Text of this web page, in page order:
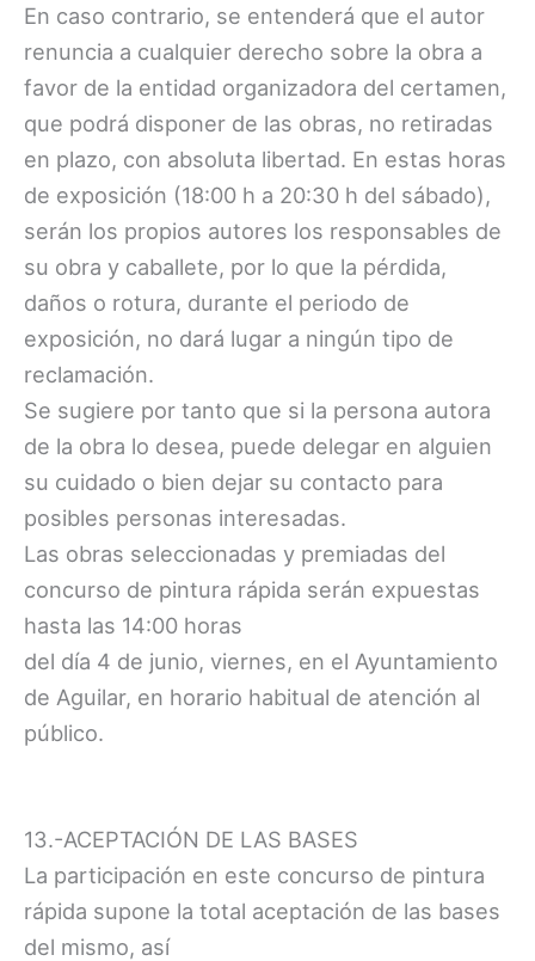
En caso contrario, se entenderá que el autor
renuncia a cualquier derecho sobre la obra a
favor de la entidad organizadora del certamen,
que podrá disponer de las obras, no retiradas
en plazo, con absoluta libertad. En estas horas
de exposición (18:00 h a 20:30 h del sábado),
serán los propios autores los responsables de
su obra y caballete, por lo que la pérdida,
daños o rotura, durante el periodo de
exposición, no dará lugar a ningún tipo de
reclamación.
Se sugiere por tanto que si la persona autora
de la obra lo desea, puede delegar en alguien
su cuidado o bien dejar su contacto para
posibles personas interesadas.
Las obras seleccionadas y premiadas del
concurso de pintura rápida serán expuestas
hasta las 14:00 horas
del día 4 de junio, viernes, en el Ayuntamiento
de Aguilar, en horario habitual de atención al
público.
13.-ACEPTACIÓN DE LAS BASES
La participación en este concurso de pintura
rápida supone la total aceptación de las bases
del mismo, así